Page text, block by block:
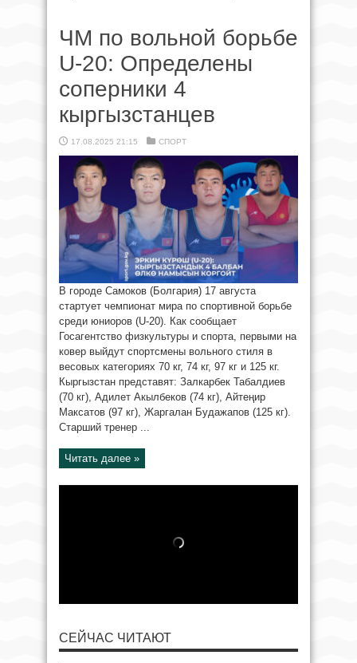
ЧМ по вольной борьбе
U-20: Определены
соперники 4
кыргызстанцев
17.08.2025 21:15 СПОРТ
В городе Самоков (Болгария) 17 августа
стартует чемпионат мира по спортивной борьбе
среди юниоров (U-20). Как сообщает
Госагентство физкультуры и спорта, первыми на
ковер выйдут спортсмены вольного стиля в
весовых категориях 70 кг, 74 кг, 97 кг и 125 кг.
Кыргызстан представят: Залкарбек Табалдиев
(70 кг), Адилет Акылбеков (74 кг), Айтеңир
Максатов (97 кг), Жаргалан Будажапов (125 кг).
Старший тренер ...
Читать далее »
СЕЙЧАС ЧИТАЮТ